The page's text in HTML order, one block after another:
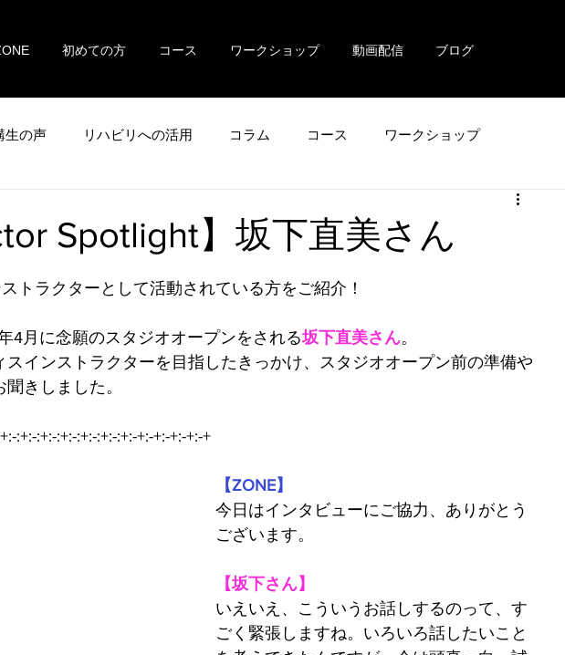
初めての方 コース ワークショップ 動画配信 ブログ
生の声 リハビリへの活用 コラム コース ワークショップ
Spotlight】坂下直美さん
トラクターとして活動されている方をご紹介！
4月に念願のスタジオオープンをされる坂下直美さん。
スインストラクターを目指したきっかけ、スタジオオープン前の準備や
きしました。
:+:-:+:-:+:-:+:-:+:-:+:-+:-+:-+:-+:-+
【ZONE】
今日はインタビューにご協力、ありがとう
ございます。
【坂下さん】
いえいえ、こういうお話しするのって、す
ごく緊張しますね。いろいろ話したいこと